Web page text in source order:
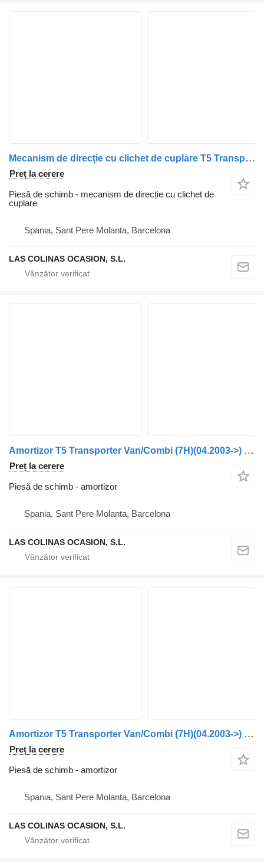
Mecanism de direcție cu clichet de cuplare T5 Transporter Van/Combi (7H)(04.2003->) pentru vehicul comercial Volkswagen T5 Transporter Furgón/Combi (7H)(04.2003->)
Preț la cerere
Piesă de schimb - mecanism de direcție cu clichet de
cuplare
Spania, Sant Pere Molanta, Barcelona
LAS COLINAS OCASION, S.L.
Amortizor T5 Transporter Van/Combi (7H)(04.2003->) pentru vehicul comercial Volkswagen T5 Transporter Furgón/Combi (7H)(04.2003->)
Preț la cerere
Piesă de schimb - amortizor
Spania, Sant Pere Molanta, Barcelona
LAS COLINAS OCASION, S.L.
Amortizor T5 Transporter Van/Combi (7H)(04.2003->) pentru vehicul comercial Volkswagen T5 Transporter Furgón/Combi (7H)(04.2003->)
Preț la cerere
Piesă de schimb - amortizor
Spania, Sant Pere Molanta, Barcelona
LAS COLINAS OCASION, S.L.